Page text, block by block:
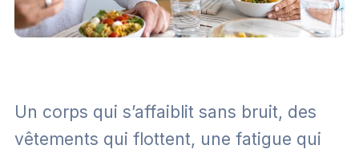
Un corps qui s’affaiblit sans bruit, des
vêtements qui flottent, une fatigue qui